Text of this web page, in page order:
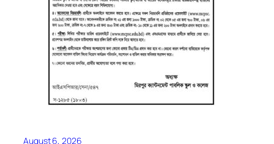
August 6, 2026